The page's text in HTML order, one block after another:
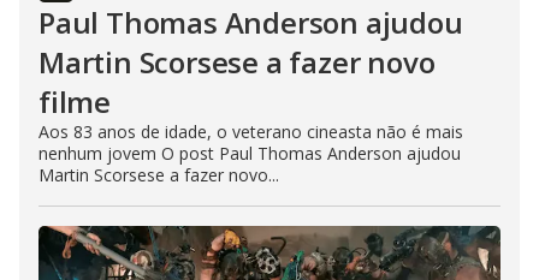
Paul Thomas Anderson ajudou
Martin Scorsese a fazer novo
filme
Aos 83 anos de idade, o veterano cineasta não é mais
nenhum jovem O post Paul Thomas Anderson ajudou
Martin Scorsese a fazer novo...